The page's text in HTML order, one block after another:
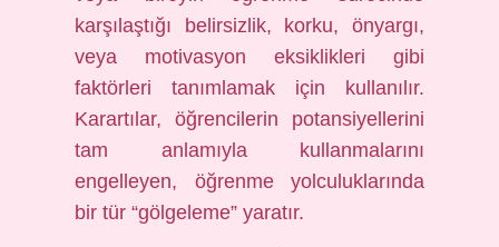
karşılaştığı belirsizlik, korku, önyargı,
veya motivasyon eksiklikleri gibi
faktörleri tanımlamak için kullanılır.
Karartılar, öğrencilerin potansiyellerini
tam anlamıyla kullanmalarını
engelleyen, öğrenme yolculuklarında
bir tür “gölgeleme” yaratır.